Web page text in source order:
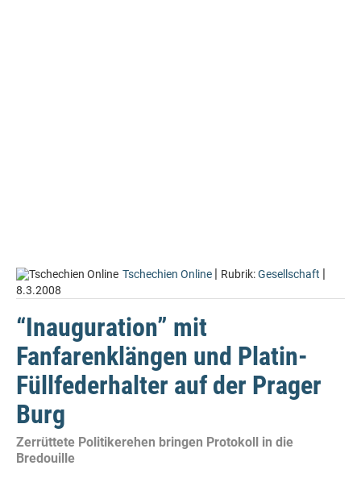
Tschechien Online | Rubrik:Gesellschaft |
8.3.2008
“Inauguration” mit
Fanfarenklängen und Platin-
Füllfederhalter auf der Prager
Burg
Zerrüttete Politikerehen bringen Protokoll in die
Bredouille